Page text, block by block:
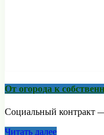
От огорода к
Социальный контракт —
Читать далее